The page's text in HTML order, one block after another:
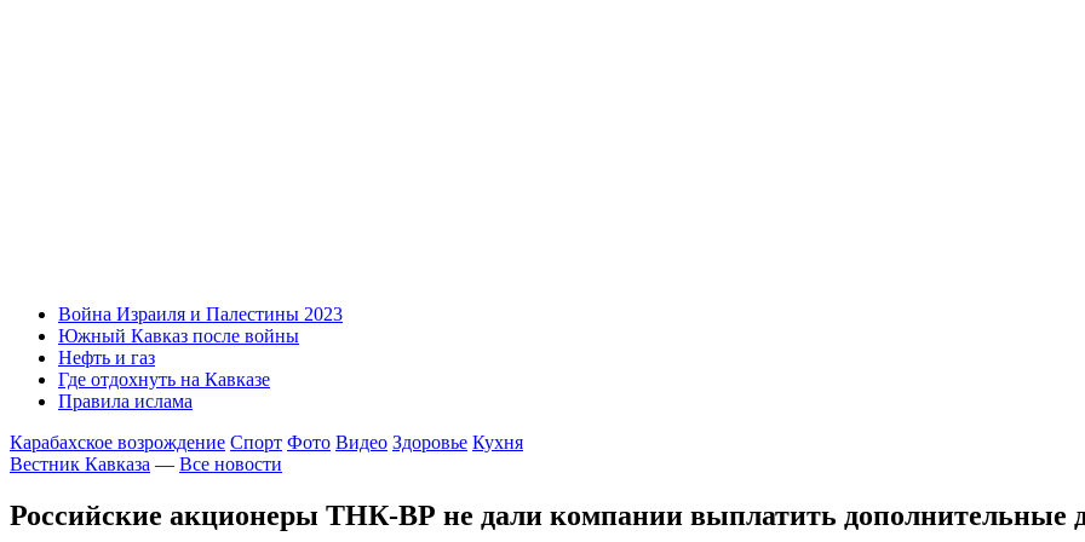
Война Израиля и Палестины 2023
Южный Кавказ после войны
Нефть и газ
Где отдохнуть на Кавказе
Правила ислама
Карабахское возрождение Спорт Фото Видео Здоровье Кухня
Вестник Кавказа — Все новости
Российские акционеры ТНК-ВР не дали компании выплатить дополнительные